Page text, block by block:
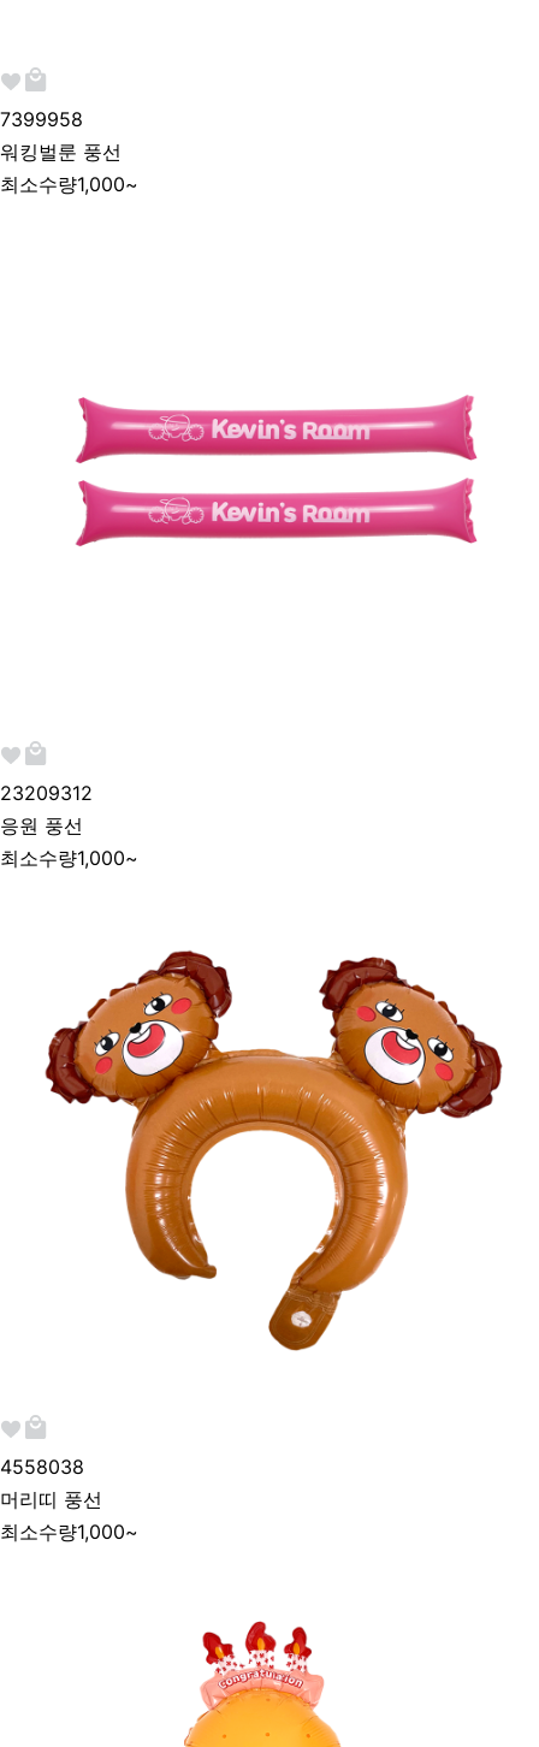
7399958
워킹벌룬 풍선
최소수량1,000~
23209312
응원 풍선
최소수량1,000~
4558038
머리띠 풍선
최소수량1,000~